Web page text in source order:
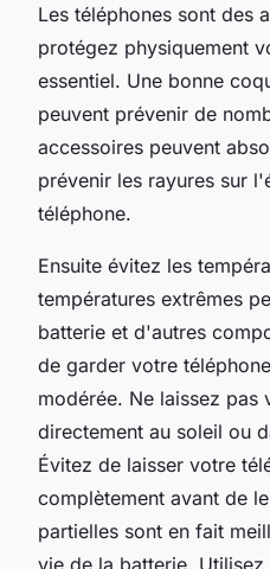
Les téléphones sont des
protégez physiquement
essentiel. Une bonne
peuvent prévenir de
accessoires peuvent
prévenir les rayures sur
téléphone.
Ensuite évitez les
températures extrêmes
batterie et d'autres
de garder votre
modérée. Ne laissez pas
directement au soleil ou
Évitez de laisser votre
complètement avant de
partielles sont en fait
vie de la batterie.